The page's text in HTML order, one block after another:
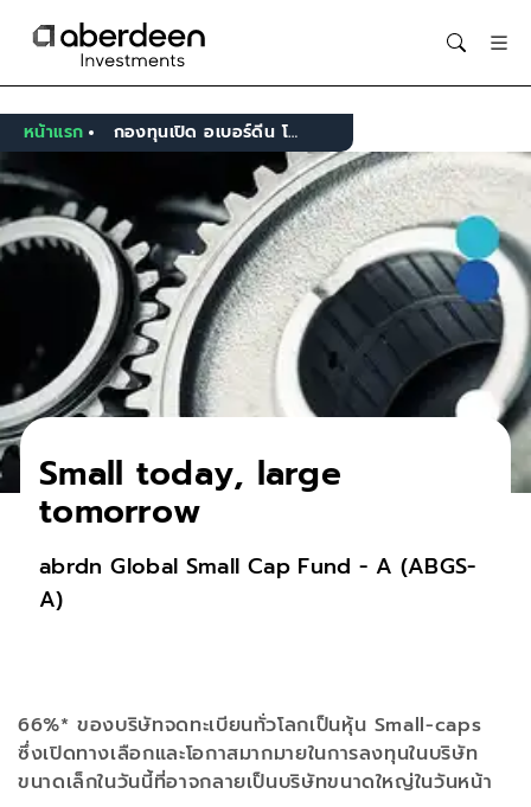
หน้าแรก กองทุนเปิด อเบอร์ดีน โกลบอล สมอลแค็พ ฟันด์
Small today, large
tomorrow
abrdn Global Small Cap Fund - A (ABGS-
A)
66%* ของบริษัทจดทะเบียนทั่วโลกเป็นหุ้น Small-caps
ซึ่งเปิดทางเลือกและโอกาสมากมายในการลงทุนในบริษัท
ขนาดเล็กในวันนี้ที่อาจกลายเป็นบริษัทขนาดใหญ่ในวันหน้า